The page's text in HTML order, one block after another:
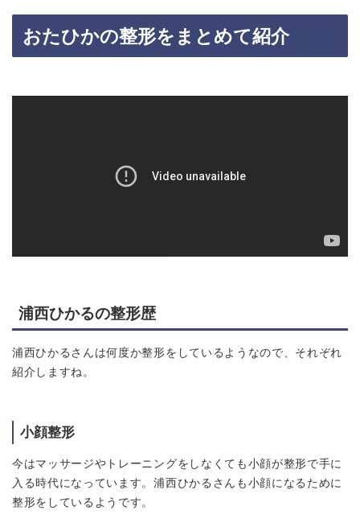
おたひかの整形をまとめて紹介
浦西ひかるの整形歴
浦西ひかるさんは何度か整形をしているようなので、それぞれ
紹介しますね。
小顔整形
今はマッサージやトレーニングをしなくても小顔が整形で手に
入る時代になっています。浦西ひかるさんも小顔になるために
整形をしているようです。